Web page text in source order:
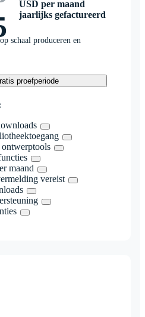
USD per maand
jaarlijks gefactureerd
schaal produceren en
proefperiode
ontwerptools
maand
vereist